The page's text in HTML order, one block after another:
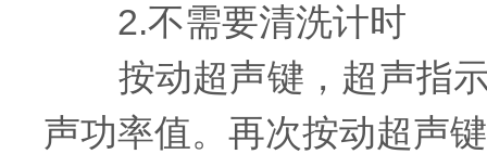
2.不需要清洗计时
按动超声键，超声指示
声功率值。再次按动超声